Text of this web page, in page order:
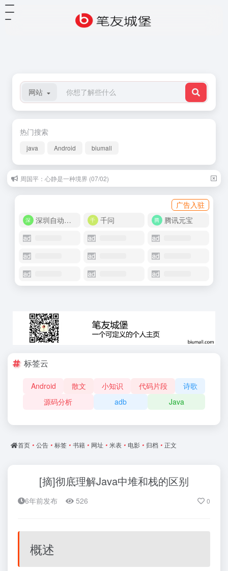
网站
热门搜索
java Android biumall
吴念真:饱了别人，瘦了自己 (12/03)
广告入驻
深圳自动化商城
千问 腾讯元宝
标签云
Android 散文 小知识 代码片段
诗歌
源码分析
adb Java
首页 • 公告 • 标签 • 书籍 • 网址 • 米表 • 电影 • 归档 • 正文
[摘]彻底理解Java中堆和栈的区别
6年前发布 526 0
概述